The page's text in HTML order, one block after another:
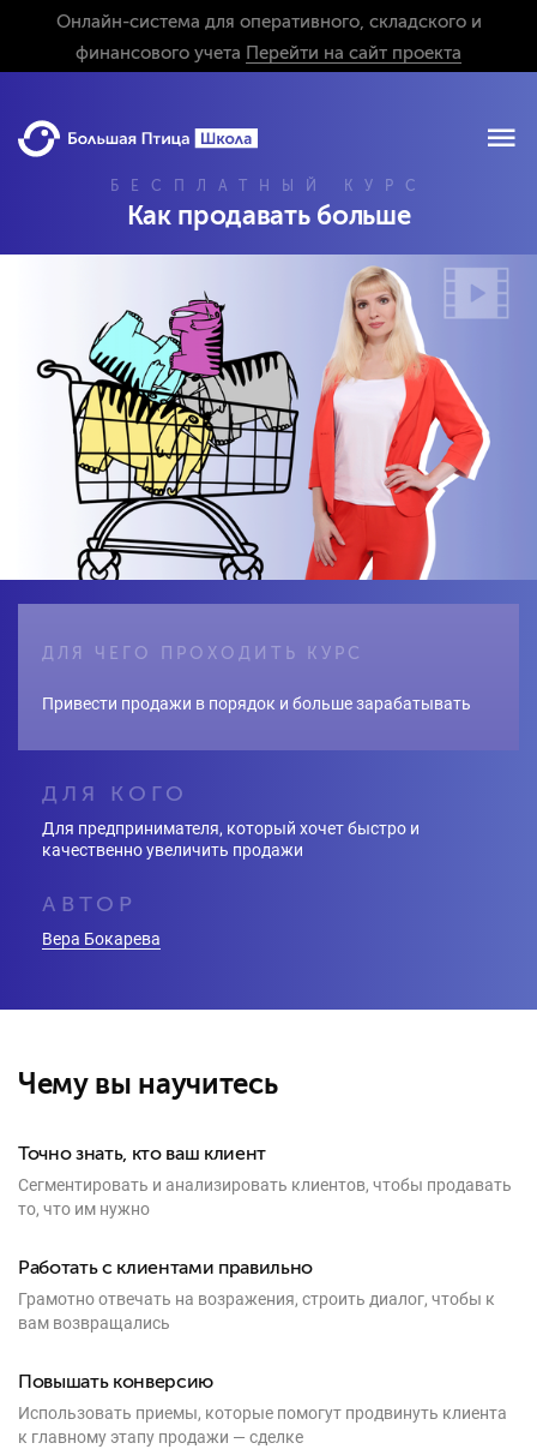
Онлайн-система для оперативного, складского и
финансового учета Перейти на сайт проекта
БЕСПЛАТНЫЙ КУРС
Как продавать больше
ДЛЯ ЧЕГО ПРОХОДИТЬ КУРС
Привести продажи в порядок и больше зарабатывать
ДЛЯ КОГО
Для предпринимателя, который хочет быстро и
качественно увеличить продажи
АВТОР
Вера Бокарева
Чему вы научитесь
Точно знать, кто ваш клиент
Сегментировать и анализировать клиентов, чтобы продавать
то, что им нужно
Работать с клиентами правильно
Грамотно отвечать на возражения, строить диалог, чтобы к
вам возвращались
Повышать конверсию
Использовать приемы, которые помогут продвинуть клиента
к главному этапу продажи — сделке